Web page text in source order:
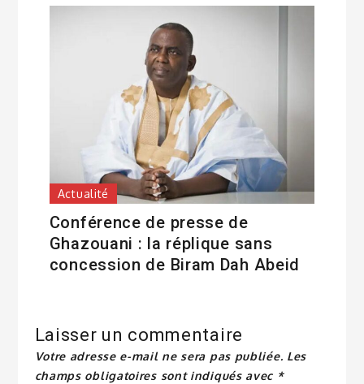
Actualité
Conférence de presse de
Ghazouani : la réplique sans
concession de Biram Dah Abeid
Laisser un commentaire
Votre adresse e-mail ne sera pas publiée. Les
champs obligatoires sont indiqués avec *